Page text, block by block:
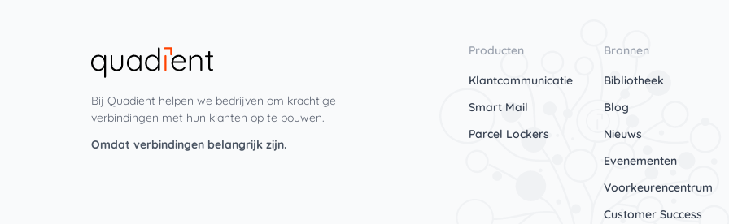
Bij Quadient helpen we bedrijven om krachtige
verbindingen met hun klanten op te bouwen.
Omdat verbindingen belangrijk zijn.
Producten
Klantcommunicatie
Smart Mail
Parcel Lockers
Bronnen
Bibliotheek
Blog
Nieuws
Evenementen
Voorkeurencentrum
Customer Success